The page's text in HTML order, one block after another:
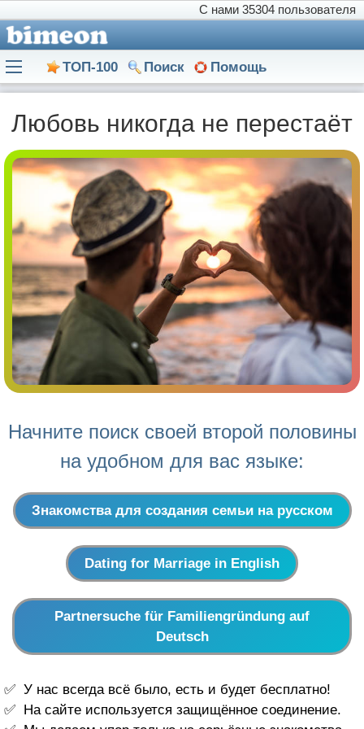
С нами 35304 пользователя
ТОП-100 Поиск Помощь
Любовь никогда не перестаёт
Начните поиск своей второй половины
на удобном для вас языке:
Знакомства для создания семьи на русском
Dating for Marriage in English
Partnersuche für Familiengründung auf
Deutsch
У нас всегда всё было, есть и будет бесплатно!
На сайте используется защищённое соединение.